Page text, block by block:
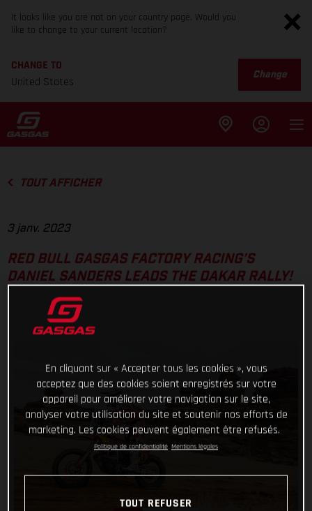
It looks like you are not on your country page. Would you
like to change to your current location?
CHANGE TO
United States
Change
TOUT AFFICHER
3 janv. 2023
RED BULL GASGAS FACTORY RACING’S
DANIEL SANDERS LEADS THE DAKAR RALLY!
En cliquant sur « Accepter tous les cookies », vous
acceptez que des cookies soient enregistrés sur votre
appareil pour améliorer votre navigation sur le site,
analyser votre utilisation du site et soutenir nos efforts de
marketing. Les cookies peuvent également être refusés.
Politique de confidentialité Mentions légales
TOUT REFUSER